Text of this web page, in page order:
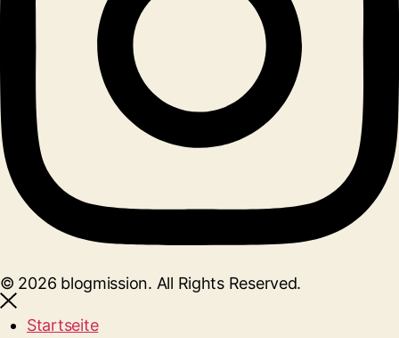
© 2026 blogmission. All Rights Reserved.
Startseite